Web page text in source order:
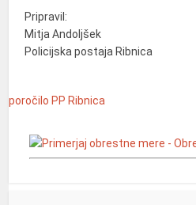
Pripravil:
Mitja Andoljšek
Policijska postaja Ribnica
poročilo PP Ribnica